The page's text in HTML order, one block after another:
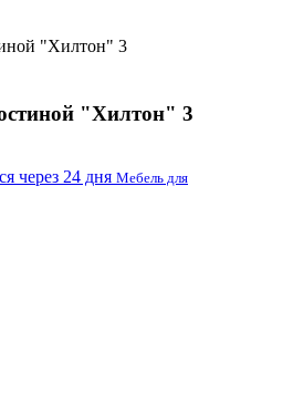
"Хилтон" 3
через 24 дня Мебель для